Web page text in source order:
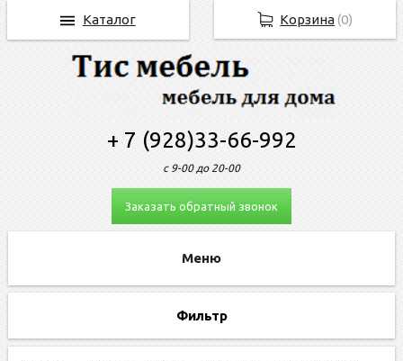
+ 7 (928)33-66-992
с 9-00 до 20-00
Заказать обратный звонок
Фильтр
Корзина(0)
Каталог